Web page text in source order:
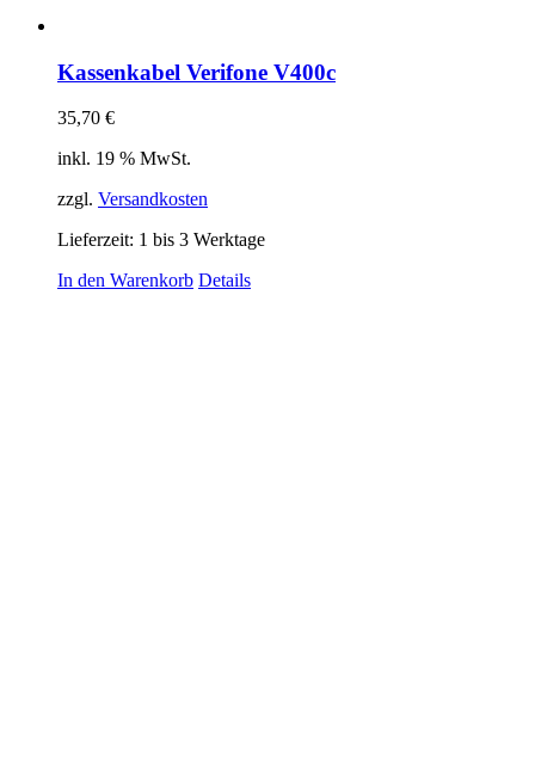
Kassenkabel Verifone V400c
35,70 €
inkl. 19 % MwSt.
zzgl. Versandkosten
Lieferzeit: 1 bis 3 Werktage
In den Warenkorb Details